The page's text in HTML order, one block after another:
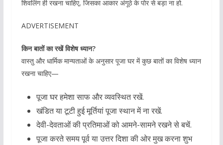
शिवलिंग ही रखना चाहिए, जिसका आकार अंगूठे के पोर से बड़ा ना हो.
ADVERTISEMENT
किन बातों का रखें विशेष ध्यान?
वास्तु और धार्मिक मान्यताओं के अनुसार पूजा घर में कुछ बातों का विशेष ध्यान
रखना चाहिए—
पूजा घर हमेशा साफ और व्यवस्थित रखें.
खंडित या टूटी हुई मूर्तियां पूजा स्थान में ना रखें.
देवी-देवताओं की प्रतिमाओं को आमने-सामने रखने से बचें.
पूजा करते समय पूर्व या उत्तर दिशा की ओर मुख करना शुभ